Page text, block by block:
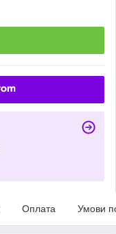
Оплата Умови